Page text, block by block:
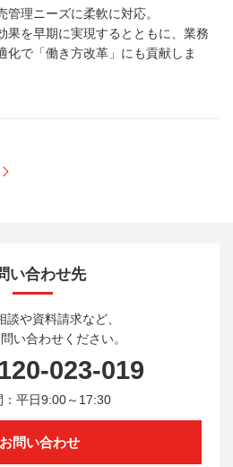
理ニーズに柔軟に対応。
果を早期に実現するとともに、業務
化で「働き方改革」にも貢献しま
い合わせ先
談や資料請求など、
い合わせください。
023-019
：平日9:00～17:30
お問い合わせ